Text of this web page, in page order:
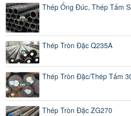
Thép Ống Đúc, Thép Tấm
Thép Tròn Đặc Q235A
Thép Tròn Đặc/Thép Tấm
Thép Tròn Đặc ZG270